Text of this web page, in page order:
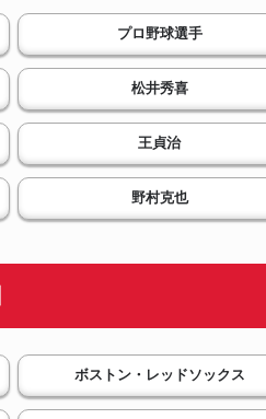
プロ野球選手
松井秀喜
王貞治
野村克也
ボストン・レッドソックス